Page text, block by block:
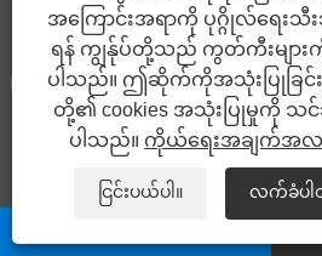
ကြှနျုပျတို့နောက
မူပိုင်ခွင့်© Mandong Yitai Hydraulic
ဒရောလစ်ရေပိုက်, ရေနံတူးဖော်ကိရိယာများ
Sitemap
အကြောင်းအရာကို ပုဂ္ဂိုလ်ရေးသီ
ရန် ကျွန်ုပ်တို့သည် ကွတ်ကီးများ
ပါသည်။ ဤဆိုက်ကိုအသုံးပြုခြင်း
တို့၏ cookies အသုံးပြုမှုကို သ
ပါသည်။ ကိုယ်ရေးအချက်အလ
ငြင်းပယ်ပါ။ လက်ခံပ